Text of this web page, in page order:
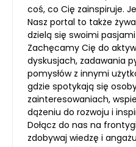
coś, co Cię zainspiruje.
Nasz portal to także
dzielą się swoimi
Zachęcamy Cię do
dyskusjach, zadawania
pomysłów z innymi
gdzie spotykają się
zainteresowaniach,
dążeniu do rozwoju i
Dołącz do nas na
zdobywaj wiedzę i